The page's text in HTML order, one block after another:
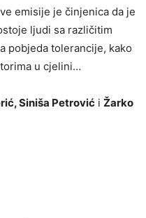
emisije je činjenica da je
ljudi sa različitim
pobjeda tolerancije, kako
u cjelini…
Siniša Petrović i Žarko